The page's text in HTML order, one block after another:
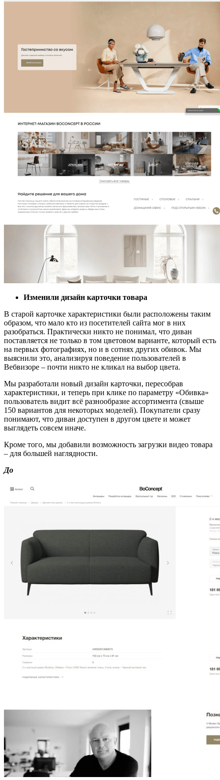
Изменили дизайн карточки товара
В старой карточке характеристики были расположены таким
образом, что мало кто из посетителей сайта мог в них
разобраться. Практически никто не понимал, что диван
поставляется не только в том цветовом варианте, который есть
на первых фотографиях, но и в сотнях других обивок. Мы
выяснили это, анализируя поведение пользователей в
Вебвизоре – почти никто не кликал на выбор цвета.
Мы разработали новый дизайн карточки, пересобрав
характеристики, и теперь при клике по параметру «Обивка»
пользователь видит всё разнообразие ассортимента (свыше
150 вариантов для некоторых моделей). Покупатели сразу
понимают, что диван доступен в другом цвете и может
выглядеть совсем иначе.
Кроме того, мы добавили возможность загрузки видео товара
– для большей наглядности.
До